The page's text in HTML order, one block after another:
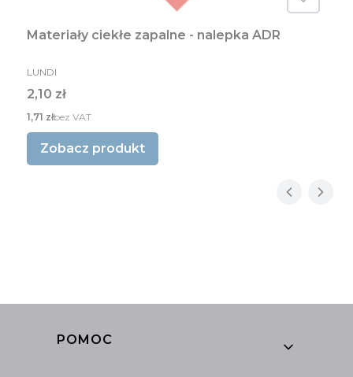
Materiały ciekłe zapalne - nalepka ADR
PRODUCENT
LUNDI
Cena
2,10 zł
Cena
1,71 złbez VAT
Zobacz produkt
Linki w stopce
POMOC